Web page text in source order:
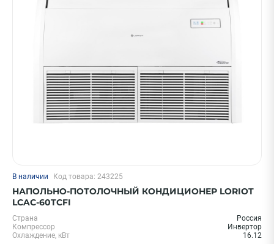
В наличии Код товара: 243225
НАПОЛЬНО-ПОТОЛОЧНЫЙ КОНДИЦИОНЕР LORIOT
LCAC-60TCFI
Страна
Россия
Компрессор
Инвертор
Охлаждение, кВт
16.12